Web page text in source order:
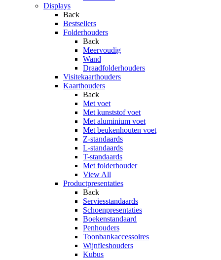
Displays
Back
Bestsellers
Folderhouders
Back
Meervoudig
Wand
Draadfolderhouders
Visitekaarthouders
Kaarthouders
Back
Met voet
Met kunststof voet
Met aluminium voet
Met beukenhouten voet
Z-standaards
L-standaards
T-standaards
Met folderhouder
View All
Productpresentaties
Back
Serviesstandaards
Schoenpresentaties
Boekenstandaard
Penhouders
Toonbankaccessoires
Wijnfleshouders
Kubus